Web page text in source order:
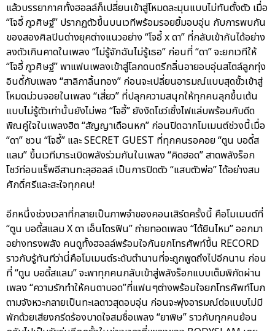
แล้วบรรยากาศทั้งฮอลล์ก็เปลี่ยนเข้าสู่โหมดละมุนแบบไม่ทันตั้งตัว เมื่อ
“โจอี้ ภูวศิษฐ์” ปรากฏตัวขึ้นบนเวทีพร้อมรอยยิ้มอบอุ่น กับการพบกัน
ของสองศิลปินต่างยุคต่างแนวอย่าง “โจอี้ x ดา” ที่กลับเข้ากันได้อย่าง
ลงตัวเกินคาดในเพลง “ไม่รู้จักฉันไม่รู้เธอ” ก่อนที่ “ดา” จะยกเวทีให้
“โจอี้ ภูวศิษฐ์” พาแฟนเพลงเข้าสู่โลกดนตรีกลิ่นอายอบอุ่นสไตล์ลูกทุ่ง
อินดี้กับเพลง “สาลิกาลิ้นทอง” ก่อนจะเปลี่ยนอารมณ์แบบสุดขั้วเข้าสู่
โหมดม่วนจอยในเพลง “เสี่ยว” ที่ปลุกความสนุกให้ทุกคนลุกขึ้นเต้น
แบบไม่รู้ตัวเท่านั้นยังไม่พอ “โจอี้” ยังงัดโชว์เซิ้งไฟแล่บพร้อมกับดีด
พิณคู่ใจในเพลงฮิต “สัญญาเดือนหก” ก่อนปิดฉากโมเมนต์ช่วงนี้เมื่อ
“ดา” ชวน “โจอี้” และ SECRET GUEST ที่ทุกคนรอคอย “ตูน บอดี้ส
แลม” ขึ้นเวทีมาระเบิดพลังร่วมกันในเพลง “คิดฮอด” สาดพลังร็อก
โชว์ท่อนแร็พอีสานทะลุฮอลล์ เป็นการปิดตัว “แสบตัวพ่อ” ได้อย่างสม
ศักดิ์ศรีและสะใจทุกคน!
อีกหนึ่งช่วงเวลาที่กลายเป็นภาพจำของคอนเสิร์ตครั้งนี้ คือโมเมนต์ที่
“ตูน บอดี้สแลม X ดา เอ็นโดรฟิน” ถ่ายทอดเพลง “ได้ยินไหม” ออกมา
อย่างทรงพลัง คนดูทั้งฮอลล์พร้อมใจกันยกโทรศัพท์ขึ้น RECORD
ราวกับรู้ทันทีว่านี่คือโมเมนต์ระดับตำนานที่จะถูกพูดถึงไปอีกนาน ก่อน
ที่ “ตูน บอดี้สแลม” จะพาทุกคนกลับเข้าสู่พลังร็อกแบบเต็มพิกัดผ่าน
เพลง “ความรักทำให้คนตาบอด”ที่แฟนๆต่างพร้อมใจยกโทรศัพท์โบก
ตามจังหวะกลายเป็นทะเลดาวสุดอบอุ่น ก่อนจะพุ่งอารมณ์ต่อแบบไม่มี
พักด้วยเสียงกรีดร้องบาดใจสมชื่อเพลง “ยาพิษ” ราวกับทุกคนย้อน